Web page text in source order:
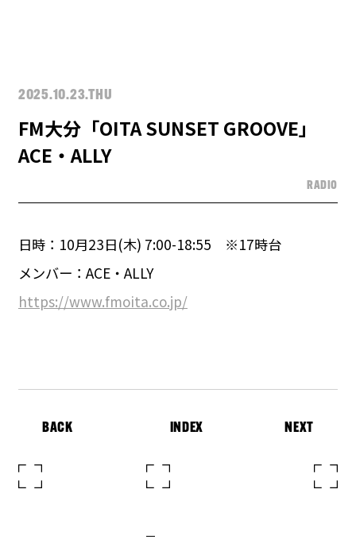
2025.10.23.THU
FM大分「OITA SUNSET GROOVE」
ACE・ALLY
RADIO
日時：10月23日(木) 7:00-18:55 ※17時台
メンバー：ACE・ALLY
https://www.fmoita.co.jp/
BACK INDEX NEXT